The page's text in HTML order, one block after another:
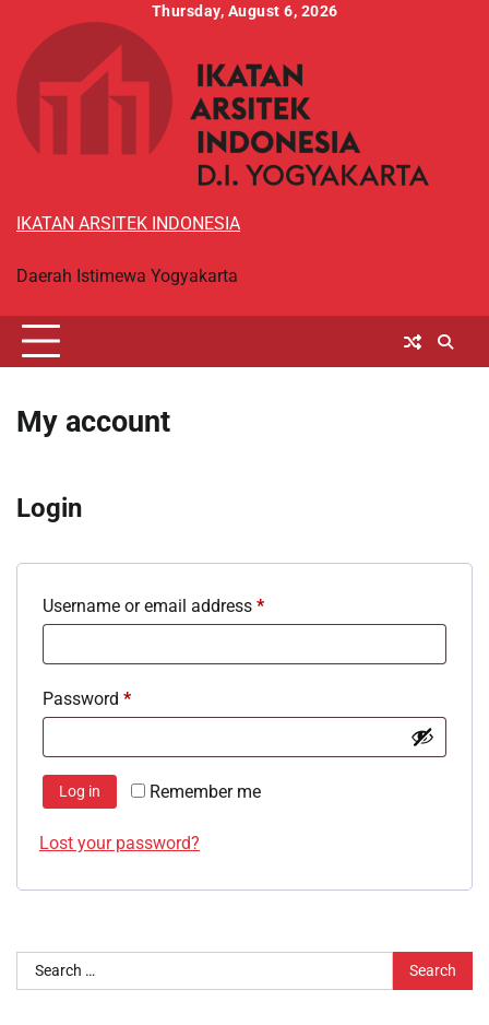
content
Thursday, August 6, 2026
IKATAN ARSITEK INDONESIA
Daerah Istimewa Yogyakarta
My account
Login
Username or email address *Required
Password *Required
Remember me
Log in
Lost your password?
Search
for: